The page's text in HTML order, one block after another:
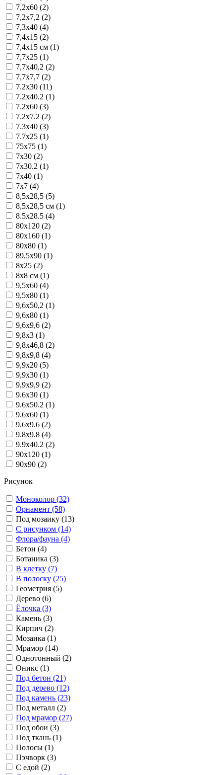
7,2x60 (2)
7,2x7,2 (2)
7,3x40 (4)
7,4x15 (2)
7,4x15 см (1)
7,7x25 (1)
7,7x40,2 (2)
7,7x7,7 (2)
7.2x30 (11)
7.2x40.2 (1)
7.2x60 (3)
7.2x7.2 (2)
7.3x40 (3)
7.7x25 (1)
75x75 (1)
7x30 (2)
7x30.2 (1)
7x40 (1)
7x7 (4)
8,5x28,5 (5)
8,5x28,5 см (1)
8.5x28.5 (4)
80x120 (2)
80x160 (1)
80x80 (1)
89,5x90 (1)
8x25 (2)
8x8 см (1)
9,5x60 (4)
9,5x80 (1)
9,6x50,2 (1)
9,6x80 (1)
9,6x9,6 (2)
9,8x3 (1)
9,8x46,8 (2)
9,8x9,8 (4)
9,9x20 (5)
9,9x30 (1)
9,9x9,9 (2)
9.6x30 (1)
9.6x50.2 (1)
9.6x60 (1)
9.6x9.6 (2)
9.8x9.8 (4)
9.9x40.2 (2)
90x120 (1)
90x90 (2)
Рисунок
Моноколор (32)
Орнамент (58)
Под мозаику (13)
С рисунком (14)
Флора/фауна (4)
Бетон (4)
Ботаника (3)
В клетку (7)
В полоску (25)
Геометрия (5)
Дерево (6)
Ёлочка (3)
Камень (3)
Кирпич (2)
Мозаика (1)
Мрамор (14)
Однотонный (2)
Оникс (1)
Под бетон (21)
Под дерево (12)
Под камень (23)
Под металл (2)
Под мрамор (27)
Под обои (3)
Под ткань (1)
Полосы (1)
Пэчворк (3)
С едой (2)